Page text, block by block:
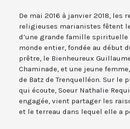
De mai 2016 à janvier 2018, les
religieuses marianistes fêtent
d’une grande famille spirituelle
monde entier, fondée au début
prêtre, le Bienheureux
Chaminade, et une jeune
de Batz de Trenquelléon. Sur le
qui écoute, Soeur Nathalie
engagée, vient partager les
et le terreau dans lequel elle a